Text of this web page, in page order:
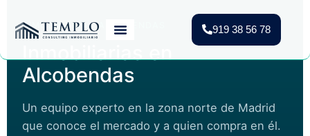
919 38 56 78
INMOBILIARIA · ALCOBENDAS
Inmobiliarias en
Alcobendas
Un equipo experto en la zona norte de Madrid
que conoce el mercado y a quien compra en él.